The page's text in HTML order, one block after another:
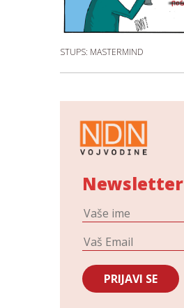
STUPS: MASTERMIND
Newsletter